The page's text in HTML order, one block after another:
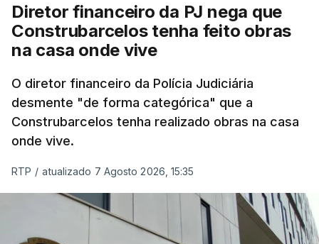
Diretor financeiro da PJ nega que
Construbarcelos tenha feito obras
na casa onde vive
O diretor financeiro da Polícia Judiciária
desmente "de forma categórica" que a
Construbarcelos tenha realizado obras na casa
onde vive.
RTP / atualizado 7 Agosto 2026, 15:35